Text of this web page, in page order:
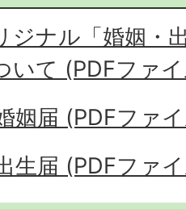
ジナル「婚姻・
いて (PDFファ
姻届 (PDFファ
生届 (PDFファ